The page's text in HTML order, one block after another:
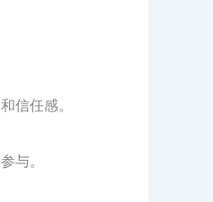
信任感。
与。